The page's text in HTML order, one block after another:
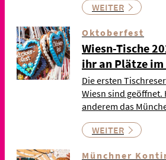
WEITER
Oktoberfest
Wiesn-Tische
ihr an Plätze
Die ersten
Wiesn sind
anderem das
WEITER
Münchner